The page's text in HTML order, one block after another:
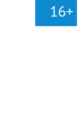
16+